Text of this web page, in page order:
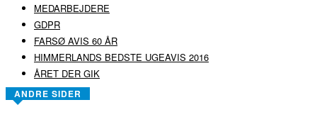
MEDARBEJDERE
GDPR
FARSØ AVIS 60 ÅR
HIMMERLANDS BEDSTE UGEAVIS 2016
ÅRET DER GIK
ANDRE SIDER